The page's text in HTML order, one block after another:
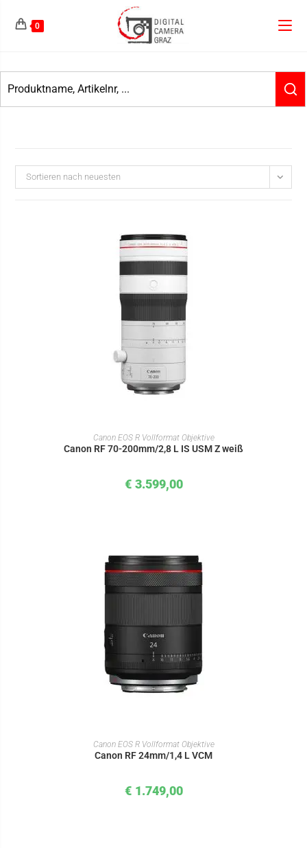
0
Sortieren nach neuesten
IN DEN WARENKORB
Canon EOS R Vollformat Objektive
Canon RF 70-200mm/2,8 L IS USM Z weiß
€ 3.599,00
IN DEN WARENKORB
Canon EOS R Vollformat Objektive
Canon RF 24mm/1,4 L VCM
€ 1.749,00